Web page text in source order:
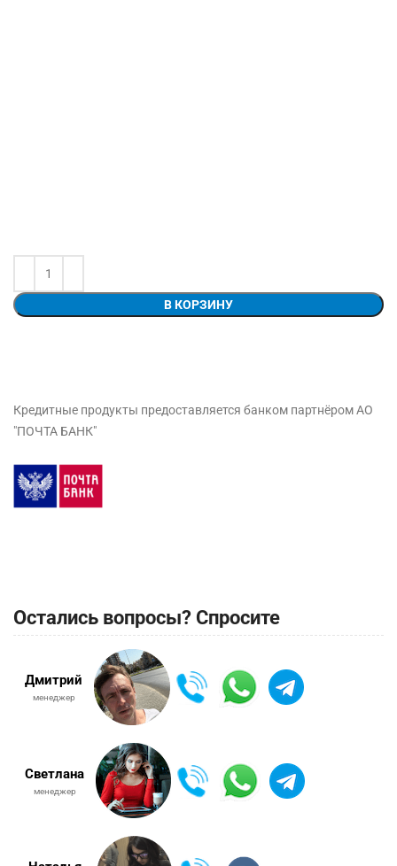
В КОРЗИНУ
Кредитные продукты предоставляется банком партнёром АО
"ПОЧТА БАНК"
Остались вопросы? Спросите
Дмитрий
менеджер
Светлана
менеджер